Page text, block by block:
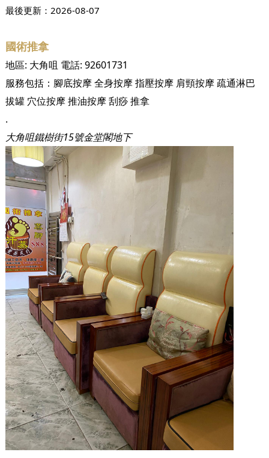
最後更新： 2026-08-07
國術推拿
地區: 大角咀 電話: 92601731
服務包括： 腳底按摩全身按摩指壓按摩 肩頸按摩疏通淋巴
拔罐 穴位按摩推油按摩刮痧推拿
.
大角咀鐵樹街15號金堂閣地下